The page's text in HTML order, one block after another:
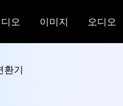
오 이미지 오디오
환기